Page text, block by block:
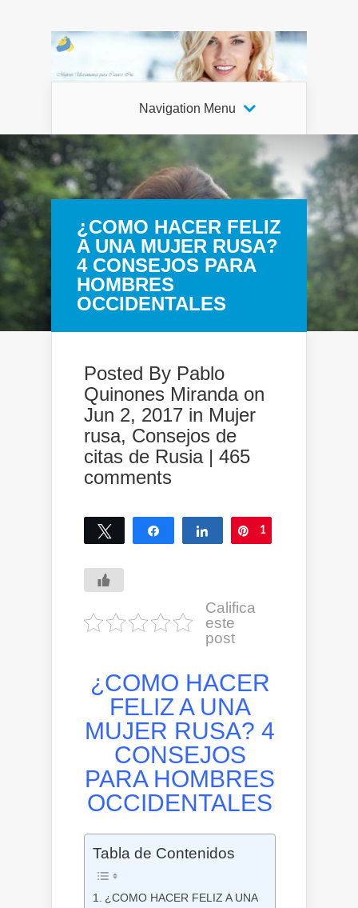
Navigation Menu
¿COMO HACER FELIZ
A UNA MUJER RUSA?
4 CONSEJOS PARA
HOMBRES
OCCIDENTALES
Posted By Pablo
Quinones Mirandaon
Jun 2, 2017 in Mujer
rusa, Consejos de
citas de Rusia| 465
comments
Tweet Share Share Pin
1
Califica
este
post
¿COMO HACER
FELIZ A UNA
MUJER RUSA? 4
CONSEJOS
PARA HOMBRES
OCCIDENTALES
Tabla de Contenidos
¿COMO HACER FELIZ A UNA